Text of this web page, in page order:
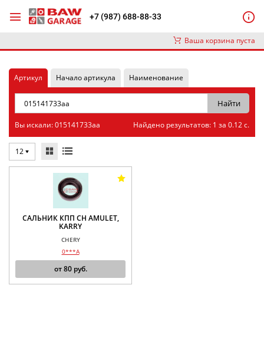
+7 (987) 688-88-33
Ваша корзина пуста
Артикул Начало артикула Наименование
Вы искали: 015141733aa Найдено результатов: 1 за 0.12 с.
12
САЛЬНИК КПП CH AMULET,
KARRY
CHERY
0***A
от80руб.